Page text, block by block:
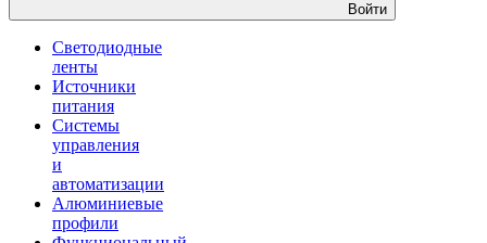
Войти
Светодиодные
ленты
Источники
питания
Системы
управления
и
автоматизации
Алюминиевые
профили